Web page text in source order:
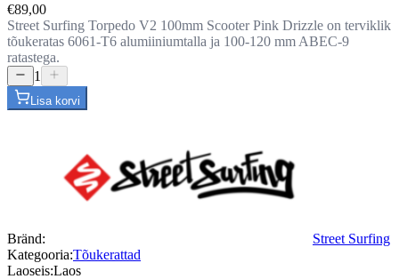
€89,00
Street Surfing Torpedo V2 100mm Scooter Pink Drizzle on terviklik
tõukeratas 6061-T6 alumiiniumtalla ja 100-120 mm ABEC-9
ratastega.
1
Lisa korvi
Bränd:
Street Surfing
Kategooria:Tõukerattad
Laoseis:Laos